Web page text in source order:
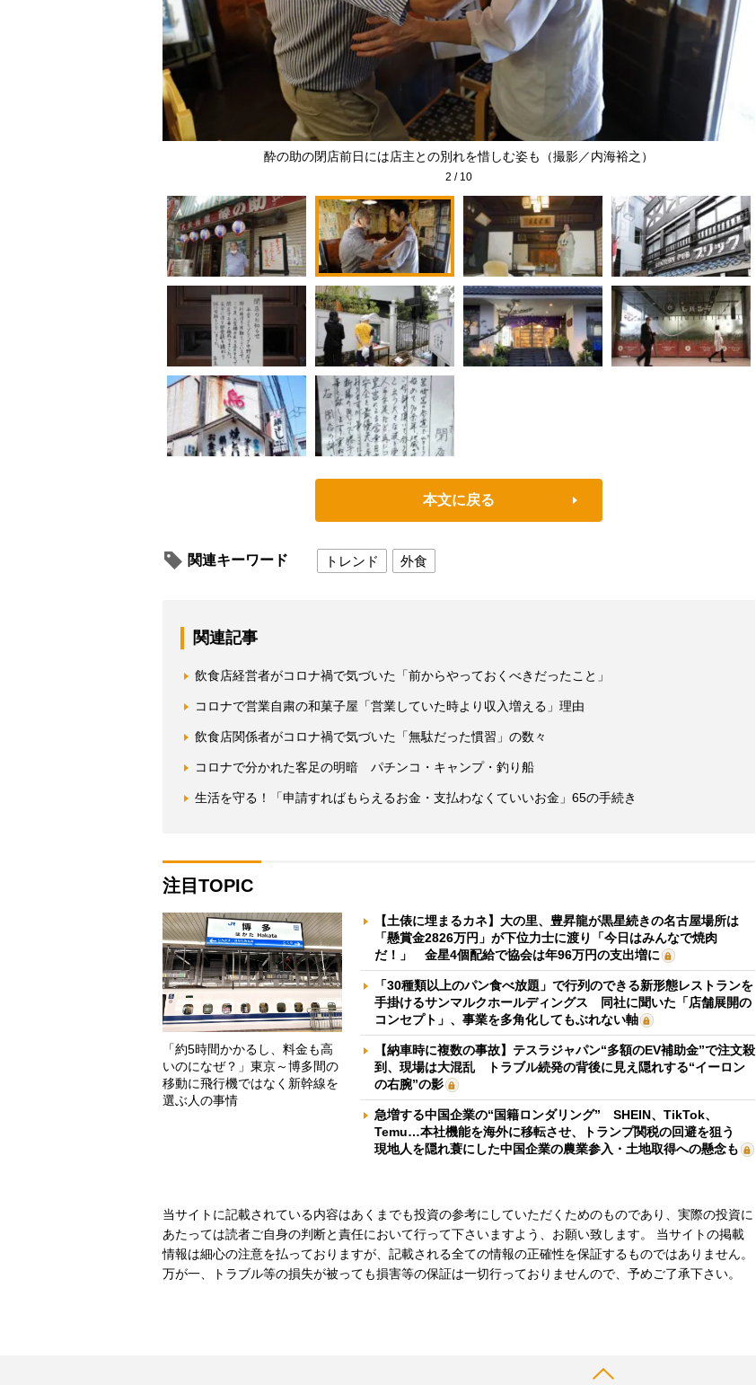
酔の助の閉店前日には店主との別れを惜しむ姿も（撮影／内海裕之）
2 / 10
本文に戻る
関連キーワード トレンド 外食
関連記事
飲食店経営者がコロナ禍で気づいた「前からやっておくべきだったこと」
コロナで営業自粛の和菓子屋「営業していた時より収入増える」理由
飲食店関係者がコロナ禍で気づいた「無駄だった慣習」の数々
コロナで分かれた客足の明暗 パチンコ・キャンプ・釣り船
生活を守る！「申請すればもらえるお金・支払わなくていいお金」65の手続き
注目TOPIC
「約5時間かかるし、料金も高
いのになぜ？」東京～博多間の
移動に飛行機ではなく新幹線を
選ぶ人の事情
【土俵に埋まるカネ】大の里、豊昇龍が黒星続きの名古屋場所は
「懸賞金2826万円」が下位力士に渡り「今日はみんなで焼肉
だ！」 金星4個配給で協会は年96万円の支出増に
「30種類以上のパン食べ放題」で行列のできる新形態レストランを
手掛けるサンマルクホールディングス 同社に聞いた「店舗展開の
コンセプト」、事業を多角化してもぶれない軸
【納車時に複数の事故】テスラジャパン“多額のEV補助金”で注文殺
到、現場は大混乱 トラブル続発の背後に見え隠れする“イーロン
の右腕”の影
急増する中国企業の“国籍ロンダリング” SHEIN、TikTok、
Temu…本社機能を海外に移転させ、トランプ関税の回避を狙う
現地人を隠れ蓑にした中国企業の農業参入・土地取得への懸念も
当サイトに記載されている内容はあくまでも投資の参考にしていただくためのものであり、実際の投資に
あたっては読者ご自身の判断と責任において行って下さいますよう、お願い致します。 当サイトの掲載
情報は細心の注意を払っておりますが、記載される全ての情報の正確性を保証するものではありません。
万が一、トラブル等の損失が被っても損害等の保証は一切行っておりませんので、予めご了承下さい。